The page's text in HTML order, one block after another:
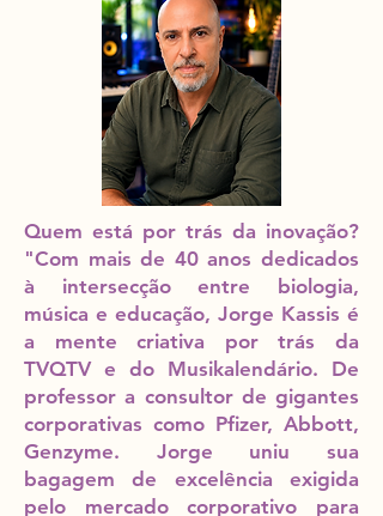
Quem está por trás da inovação?
"Com mais de 40 anos dedicados
à intersecção entre biologia,
música e educação, Jorge Kassis é
a mente criativa por trás da
TVQTV e do Musikalendário. De
professor a consultor de gigantes
corporativas como Pfizer, Abbott,
Genzyme. Jorge uniu sua
bagagem de excelência exigida
pelo mercado corporativo para